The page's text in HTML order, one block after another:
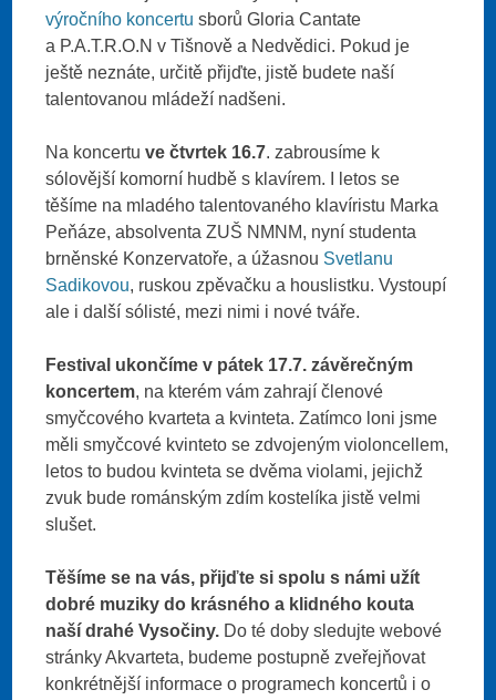
výročního koncertu sborů Gloria Cantate
a P.A.T.R.O.N v Tišnově a Nedvědici. Pokud je
ještě neznáte, určitě přijďte, jistě budete naší
talentovanou mládeží nadšeni.
Na koncertu ve čtvrtek 16.7. zabrousíme k
sólovější komorní hudbě s klavírem. I letos se
těšíme na mladého talentovaného klavíristu Marka
Peňáze, absolventa ZUŠ NMNM, nyní studenta
brněnské Konzervatoře, a úžasnou Svetlanu
Sadikovou, ruskou zpěvačku a houslistku. Vystoupí
ale i další sólisté, mezi nimi i nové tváře.
Festival ukončíme v pátek 17.7. závěrečným
koncertem, na kterém vám zahrají členové
smyčcového kvarteta a kvinteta. Zatímco loni jsme
měli smyčcové kvinteto se zdvojeným violoncellem,
letos to budou kvinteta se dvěma violami, jejichž
zvuk bude románským zdím kostelíka jistě velmi
slušet.
Těšíme se na vás, přijďte si spolu s námi užít
dobré muziky do krásného a klidného kouta
naší drahé Vysočiny. Do té doby sledujte webové
stránky Akvarteta, budeme postupně zveřejňovat
konkrétnější informace o programech koncertů i o